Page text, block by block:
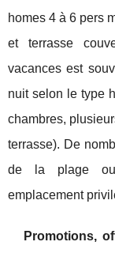
homes 4 à 6 pers
et terrasse
vacances est
nuit selon le type
chambres,
terrasse). De
de la plage ou
emplacement
Promotions,